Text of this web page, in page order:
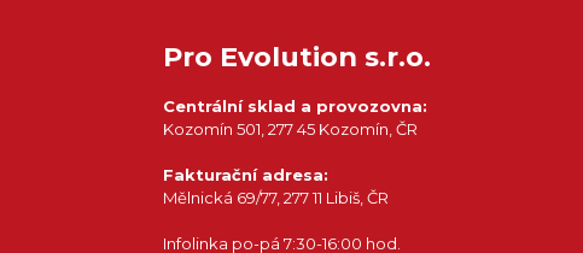
Pro Evolution s.r.o.
Centrální sklad a provozovna:
Kozomín 501, 277 45 Kozomín, ČR
Fakturační adresa:
Mělnická 69/77, 277 11 Libiš, ČR
Infolinka po-pá 7:30-16:00 hod.